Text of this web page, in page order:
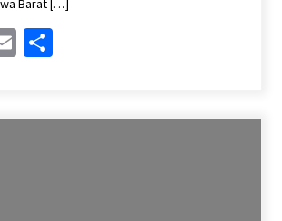
Barat […]
EmailShare